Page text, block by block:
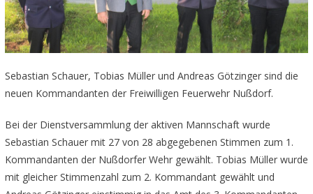
Sebastian Schauer, Tobias Müller und Andreas Götzinger sind die
neuen Kommandanten der Freiwilligen Feuerwehr Nußdorf.
Bei der Dienstversammlung der aktiven Mannschaft wurde
Sebastian Schauer mit 27 von 28 abgegebenen Stimmen zum 1.
Kommandanten der Nußdorfer Wehr gewählt. Tobias Müller wurde
mit gleicher Stimmenzahl zum 2. Kommandant gewählt und